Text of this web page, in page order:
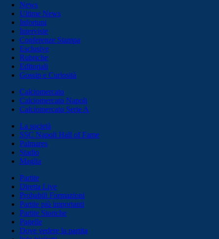
News
Ultime News
Infortuni
Interviste
Conferenze Stampa
Esclusive
Rubriche
Editoriali
Gossip e Curiosità
Calciomercato
Calciomercato Napoli
Calciomercato Serie A
La società
SSC Napoli Hall of Fame
Palmares
Stadio
Maglia
Partite
Diretta Live
Probabili Formazioni
Partite più importanti
Partite Storiche
Pagelle
Dove vedere la partita